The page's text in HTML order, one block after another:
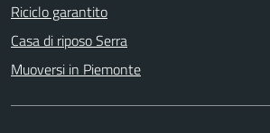
Riciclo garantito
Casa di riposo Serra
Muoversi in Piemonte